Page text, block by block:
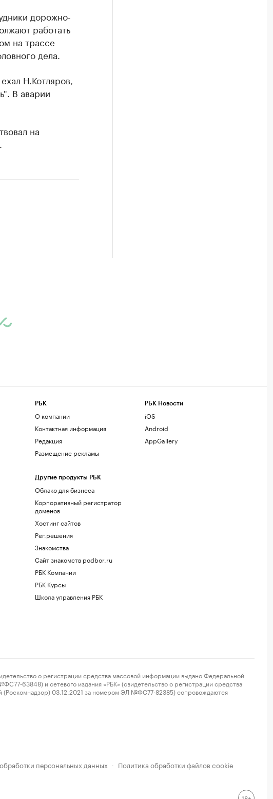
дорожно-
работать
на трассе
дела.
Н.Котляров,
В аварии
на
РБК
О компании
Контактная информация
Редакция
Размещение рекламы
Другие продукты РБК
Облако для бизнеса
Корпоративный регистратор
доменов
Хостинг сайтов
Рег.решения
Знакомства
Сайт знакомств podbor.ru
РБК Компании
РБК Курсы
Школа управления РБК
РБК Новости
iOS
Android
AppGallery
о регистрации средства массовой информации выдано Федеральной
63848) и сетевого издания «РБК» (свидетельство о регистрации средства
(Роскомнадзор) 03.12.2021 за номером ЭЛ №ФС77-82385) сопровождаются
персональных данных · Политика обработки файлов cookie